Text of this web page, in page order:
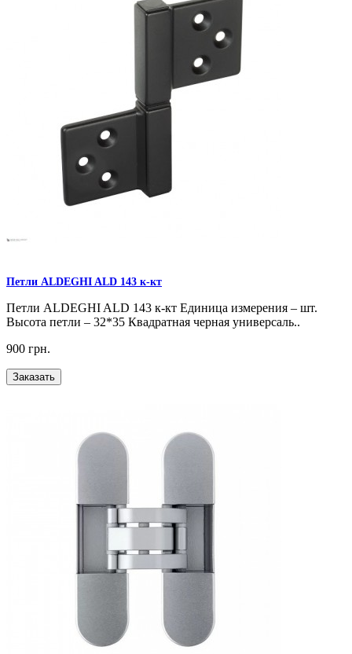
Петли ALDEGHI ALD 143 к-кт
Петли ALDEGHI ALD 143 к-кт Единица измерения – шт.
Высота петли – 32*35 Квадратная черная универсаль..
900 грн.
Заказать